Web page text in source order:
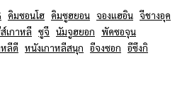
คิมซอนโฮ คิมซูฮยอน จองแฮอิน จีชางอุค
เกาหลี ซูจี นัมจูฮยอก พัคซอจุน
หลีดี หนังเกาหลีสนุก อีจงซอก อีซึงกิ